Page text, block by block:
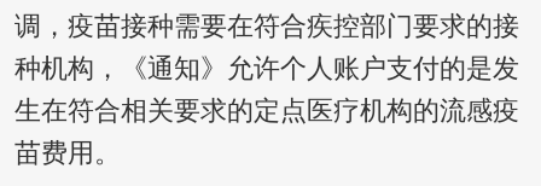
调，疫苗接种需要在符合疾控部门要求的接
种机构，《通知》允许个人账户支付的是发
生在符合相关要求的定点医疗机构的流感疫
苗费用。